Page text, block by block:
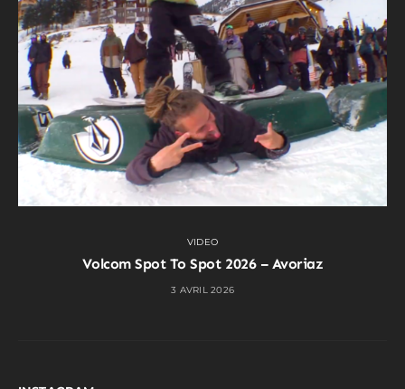
VIDEO
Volcom Spot To Spot 2026 – Avoriaz
3 AVRIL 2026